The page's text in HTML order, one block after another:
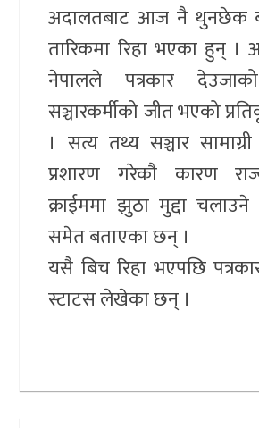
अदालतबाट आज नै थुनछेक
तारिकमा रिहा भएका हुन् ।
नेपालले पत्रकार
सञ्चारकर्मीको जीत भएको
। सत्य तथ्य सञ्चार सामाग्री
प्रशारण गरेकौ कारण
क्राईममा झुठा मुद्दा चलाउने
समेत बताएका छन् ।
यसै बिच रिहा भएपछि
स्टाटस लेखेका छन् ।